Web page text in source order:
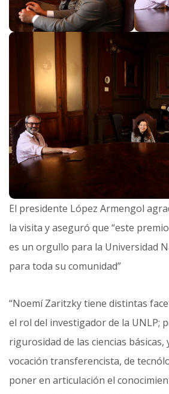
El presidente López Armengol
la visita y aseguró que “este
es un orgullo para la Universidad
para toda su comunidad”
“Noemí Zaritzky tiene distintas
el rol del investigador de la UNLP;
rigurosidad de las ciencias
vocación transferencista, de
poner en articulación el